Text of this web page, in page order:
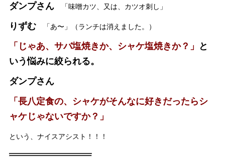
ダンプさん 「味噌カツ、又は、カツオ刺し」
りずむ 「あ〜」（ランチは消えました。）
「じゃあ、サバ塩焼きか、シャケ塩焼きか？」
と
いう悩みに絞られる。
ダンプさん
「長八定食の、シャケがそんなに好きだったらシ
ャケじゃないですか？」
という、ナイスアシスト！！！